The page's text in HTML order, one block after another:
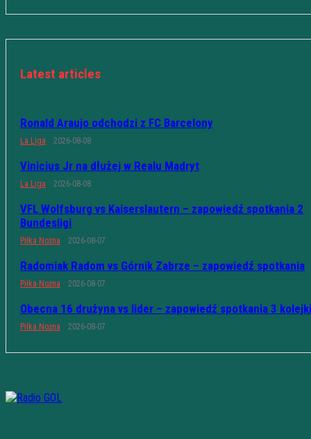
Latest articles
Ronald Araujo odchodzi z FC Barcelony
La Liga 2026-08-08
Vinicius Jr na dłużej w Realu Madryt
La Liga 2026-08-08
VFL Wolfsburg vs Kaiserslautern – zapowiedź spotkania 2
Bundesligi
Piłka Nożna 2026-08-07
Radomiak Radom vs Górnik Zabrze – zapowiedź spotkania
Piłka Nożna 2026-08-07
Obecna 16 drużyna vs lider – zapowiedź spotkania 3 kolejki
Piłka Nożna 2026-08-07